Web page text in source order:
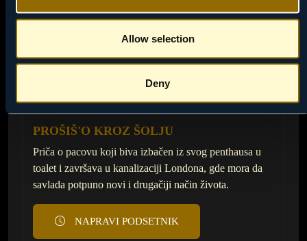
Allow selection
Deny
06:00 06 / 08
PROŠIŠ'O KROZ ŠOLJU
Priča o pacovu koji biva izbačen iz svog penthausa u
toalet i završava u kanalizaciji Londona, gde mora da
savlada potpuno novi i drugačiji način života.
NAPRAVI PODSETNIK